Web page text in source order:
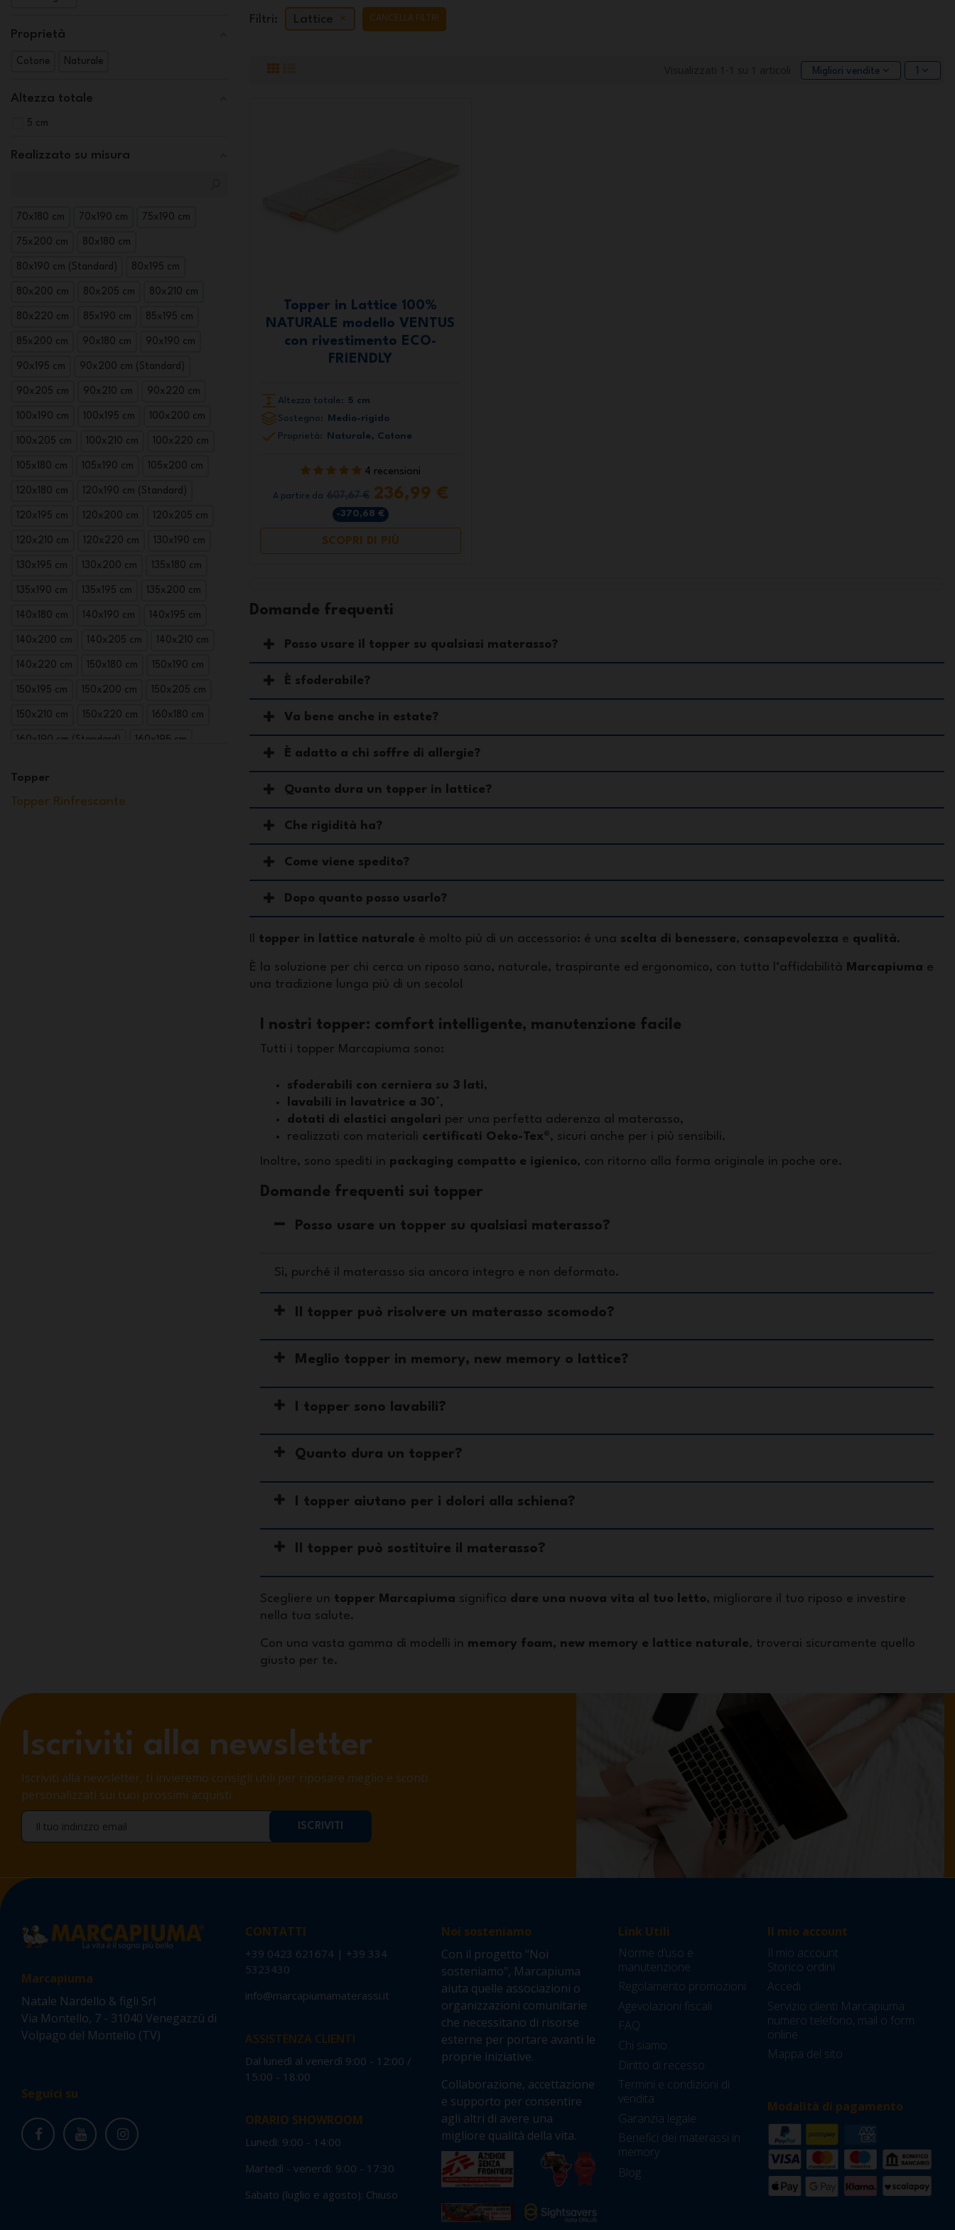
Filtri: CANCELLA FILTRI
Lattice
Migliori vendite 1
Topper in Lattice 100%
NATURALE modello VENTUS
con rivestimento ECO-
FRIENDLY
Altezza totale: 5 cm
Sostegno:
Medio-rigido
Proprietà:
Naturale, Cotone
4 recensioni
A partire da 607,67 € 236,99 €
-370,68 €
SCOPRI DI PIÙ
Domande frequenti
Posso usare il topper su qualsiasi materasso?
È sfoderabile?
Va bene anche in estate?
È adatto a chi soffre di allergie?
Quanto dura un topper in lattice?
Che rigidità ha?
Come viene spedito?
Dopo quanto posso usarlo?
topper in lattice naturale è molto più di un accessorio: è una scelta di benessere, consapevolezza e qualità.
È la soluzione per chi cerca un riposo sano, naturale, traspirante ed ergonomico, con tutta l’affidabilità Marcapiuma e
una tradizione lunga più di un secolo!
I nostri topper: comfort intelligente, manutenzione facile
Tutti i topper Marcapiuma sono:
sfoderabili con cerniera su 3 lati,
lavabili in lavatrice a 30°,
dotati di elastici angolari per una perfetta aderenza al materasso,
realizzati con materiali certificati Oeko-Tex®, sicuri anche per i più sensibili.
Inoltre, sono spediti in packaging compatto e igienico, con ritorno alla forma originale in poche ore.
Domande frequenti sui topper
Posso usare un topper su qualsiasi materasso?
Sì, purché il materasso sia ancora integro e non deformato.
Il topper può risolvere un materasso scomodo?
Meglio topper in memory, new memory o lattice?
I topper sono lavabili?
Quanto dura un topper?
I topper aiutano per i dolori alla schiena?
Il topper può sostituire il materasso?
Scegliere un topper Marcapiuma significa dare una nuova vita al tuo letto, migliorare il tuo riposo e investire
nella tua salute.
Con una vasta gamma di modelli in memory foam, new memory e lattice naturale, troverai sicuramente quello
giusto per te.
Proprietà
Cotone Naturale
Altezza totale
5 cm
Realizzato su misura
70x180 cm 70x190 cm 75x190 cm
75x200 cm 80x180 cm
80x190 cm (Standard) 80x195 cm
80x200 cm 80x205 cm 80x210 cm
80x220 cm 85x190 cm 85x195 cm
85x200 cm 90x180 cm 90x190 cm
90x195 cm 90x200 cm (Standard)
90x205 cm 90x210 cm 90x220 cm
100x190 cm 100x195 cm 100x200 cm
100x205 cm 100x210 cm 100x220 cm
105x180 cm 105x190 cm 105x200 cm
120x180 cm 120x190 cm (Standard)
120x195 cm 120x200 cm 120x205 cm
120x210 cm 120x220 cm 130x190 cm
130x195 cm 130x200 cm 135x180 cm
135x190 cm 135x195 cm 135x200 cm
140x180 cm 140x190 cm 140x195 cm
140x200 cm 140x205 cm 140x210 cm
140x220 cm 150x180 cm 150x190 cm
150x195 cm 150x200 cm 150x205 cm
150x210 cm 150x220 cm 160x180 cm
160x190 cm (Standard) 160x195 cm
Topper
Topper Rinfrescante
Iscriviti alla newsletter
Iscriviti alla newsletter, ti invieremo consigli utili per riposare meglio e sconti
personalizzati sui tuoi prossimi acquisti.
Marcapiuma
Natale Nardello & figli Srl
Via Montello, 7 - 31040 Venegazzù di
Volpago del Montello (TV)
Seguici su
CONTATTI
+39 0423 621674 | +39 334
5323430
info@marcapiumamaterassi.it
ASSISTENZA CLIENTI
Dal lunedì al venerdì 9:00 - 12:00 /
15:00 - 18:00
ORARIO SHOWROOM
Lunedì: 9:00 - 14:00
Martedì - venerdì: 9:00 - 17:30
Sabato (luglio e agosto): Chiuso
Noi sosteniamo
Con il progetto "Noi
sosteniamo", Marcapiuma
aiuta quelle associazioni o
organizzazioni comunitarie
che necessitano di risorse
esterne per portare avanti le
proprie iniziative.
Collaborazione, accettazione
e supporto per consentire
agli altri di avere una
migliore qualità della vita.
Link Utili
Norme d’uso e
manutenzione
Regolamento promozioni
Agevolazioni fiscali
FAQ
Chi siamo
Diritto di recesso
Termini e condizioni di
vendita
Garanzia legale
Benefici dei materassi in
memory
Blog
Il mio account
Il mio account
Storico ordini
Accedi
Servizio clienti Marcapiuma:
numero telefono, mail o form
online
Mappa del sito
Modalità di pagamento